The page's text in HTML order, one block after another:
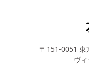
〒151-0051 東
ヴ